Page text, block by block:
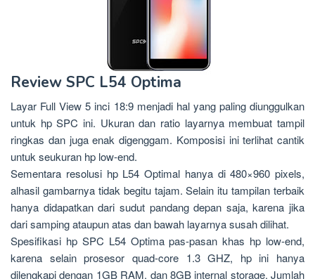
Review SPC L54 Optima
Layar Full View 5 inci 18:9 menjadi hal yang paling diunggulkan
untuk hp SPC ini. Ukuran dan ratio layarnya membuat tampil
ringkas dan juga enak digenggam. Komposisi ini terlihat cantik
untuk seukuran hp low-end.
Sementara resolusi hp L54 Optimal hanya di 480×960 pixels,
alhasil gambarnya tidak begitu tajam. Selain itu tampilan terbaik
hanya didapatkan dari sudut pandang depan saja, karena jika
dari samping ataupun atas dan bawah layarnya susah dilihat.
Spesifikasi hp SPC L54 Optima pas-pasan khas hp low-end,
karena selain prosesor quad-core 1.3 GHZ, hp ini hanya
dilengkapi dengan 1GB RAM, dan 8GB internal storage. Jumlah